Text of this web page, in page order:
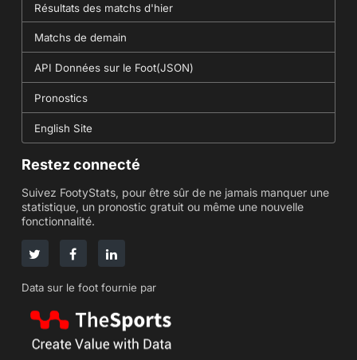
Résultats des matchs d'hier
Matchs de demain
API Données sur le Foot(JSON)
Pronostics
English Site
Restez connecté
Suivez FootyStats, pour être sûr de ne jamais manquer une
statistique, un pronostic gratuit ou même une nouvelle
fonctionnalité.
Data sur le foot fournie par